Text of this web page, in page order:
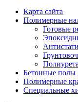
Карта сайта
Полимерные
Готовые
Бетонные полы
Полимерные
Специальные